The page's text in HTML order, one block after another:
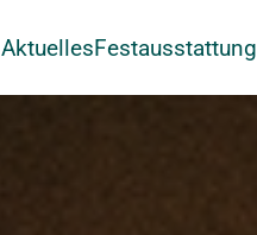
AktuellesFestausstattung